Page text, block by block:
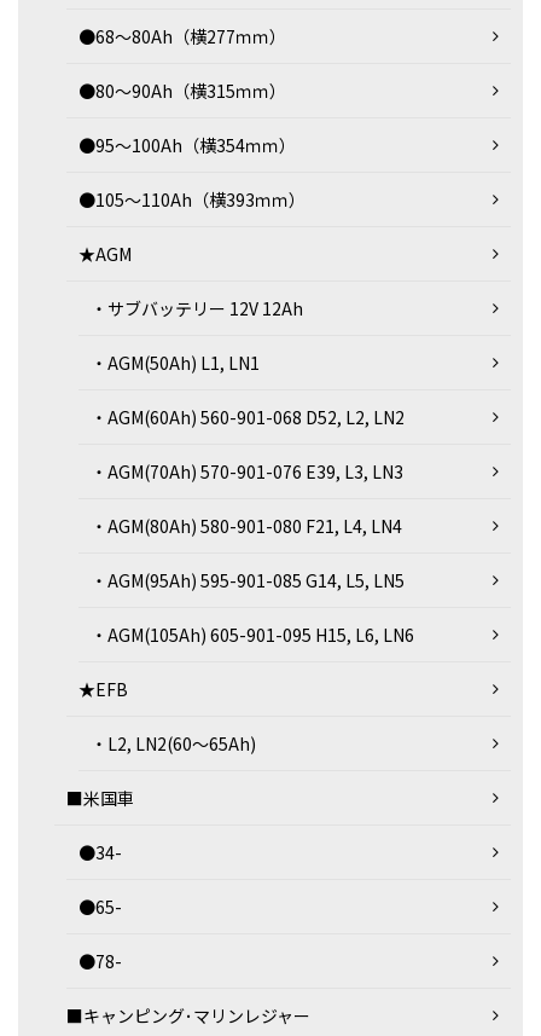
●68～80Ah（横277ｍｍ）
●80～90Ah（横315ｍｍ）
●95～100Ah（横354ｍｍ）
●105～110Ah（横393ｍｍ）
★AGM
・サブバッテリー 12V 12Ah
・AGM(50Ah) L1, LN1
・AGM(60Ah) 560-901-068 D52, L2, LN2
・AGM(70Ah) 570-901-076 E39, L3, LN3
・AGM(80Ah) 580-901-080 F21, L4, LN4
・AGM(95Ah) 595-901-085 G14, L5, LN5
・AGM(105Ah) 605-901-095 H15, L6, LN6
★EFB
・L2, LN2(60～65Ah)
■米国車
●34-
●65-
●78-
■キャンピング･マリンレジャー